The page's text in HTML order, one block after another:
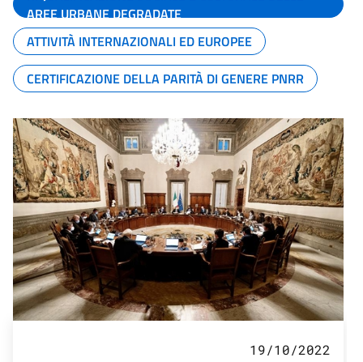
AREE URBANE DEGRADATE
ATTIVITÀ INTERNAZIONALI ED EUROPEE
CERTIFICAZIONE DELLA PARITÀ DI GENERE PNRR
19/10/2022